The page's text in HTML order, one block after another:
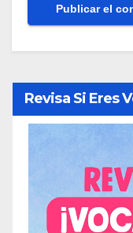
Revisa Si Eres